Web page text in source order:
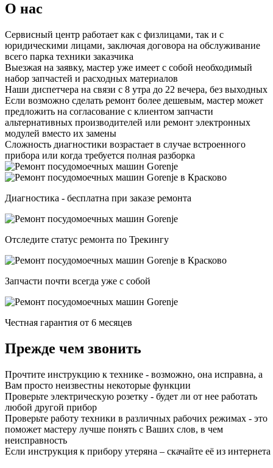
О нас
Сервисный центр работает как с физлицами, так и с
юридическими лицами, заключая договора на обслуживание
всего парка техники заказчика
Выезжая на заявку, мастер уже имеет с собой необходимый
набор запчастей и расходных материалов
Наши диспетчера на связи с 8 утра до 22 вечера, без выходных
Если возможно сделать ремонт более дешевым, мастер может
предложить на согласование с клиентом запчасти
альтернативных производителей или ремонт электронных
модулей вместо их замены
Сложность диагностики возрастает в случае встроенного
прибора или когда требуется полная разборка
Диагностика - бесплатна при заказе ремонта
Отследите статус ремонта по Трекингу
Запчасти почти всегда уже с собой
Честная гарантия от 6 месяцев
Прежде чем звонить
Прочтите инструкцию к технике - возможно, она исправна, а
Вам просто неизвестны некоторые функции
Проверьте электрическую розетку - будет ли от нее работать
любой другой прибор
Проверьте работу техники в различных рабочих режимах - это
поможет мастеру лучше понять с Ваших слов, в чем
неисправность
Если инструкция к прибору утеряна – скачайте её из интернета